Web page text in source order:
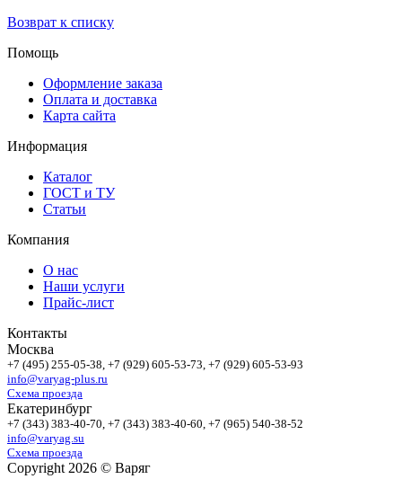
Возврат к списку
Помощь
Оформление заказа
Оплата и доставка
Карта сайта
Информация
Каталог
ГОСТ и ТУ
Статьи
Компания
О нас
Наши услуги
Прайс-лист
Контакты
Москва
+7 (495) 255-05-38 , +7 (929) 605-53-73 , +7 (929) 605-53-93
info@varyag-plus.ru
Схема проезда
Екатеринбург
+7 (343) 383-40-70 , +7 (343) 383-40-60 , +7 (965) 540-38-52
info@varyag.su
Схема проезда
Copyright 2026 © Варяг